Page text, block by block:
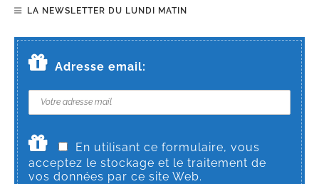
LA NEWSLETTER DU LUNDI MATIN
Adresse email:
En utilisant ce formulaire, vous
acceptez le stockage et le traitement de
vos données par ce site Web.